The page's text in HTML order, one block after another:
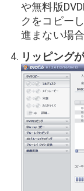
や無料版
クをコピー
進まない場
リッピング